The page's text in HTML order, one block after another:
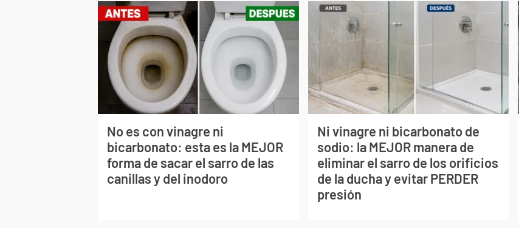
No es con vinagre ni
bicarbonato: esta es la MEJOR
forma de sacar el sarro de las
canillas y del inodoro
Ni vinagre ni bicarbonato de
sodio: la MEJOR manera de
eliminar el sarro de los orificios
de la ducha y evitar PERDER
presión